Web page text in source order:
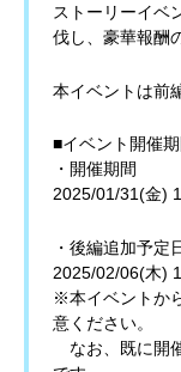
ストーリーイベ
伐し、豪華報酬
本イベントは前
■イベント開催期
・開催期間
2025/01/31(金)
・後編追加予定
2025/02/06(木)
※本イベントか
意ください。
なお、既に開